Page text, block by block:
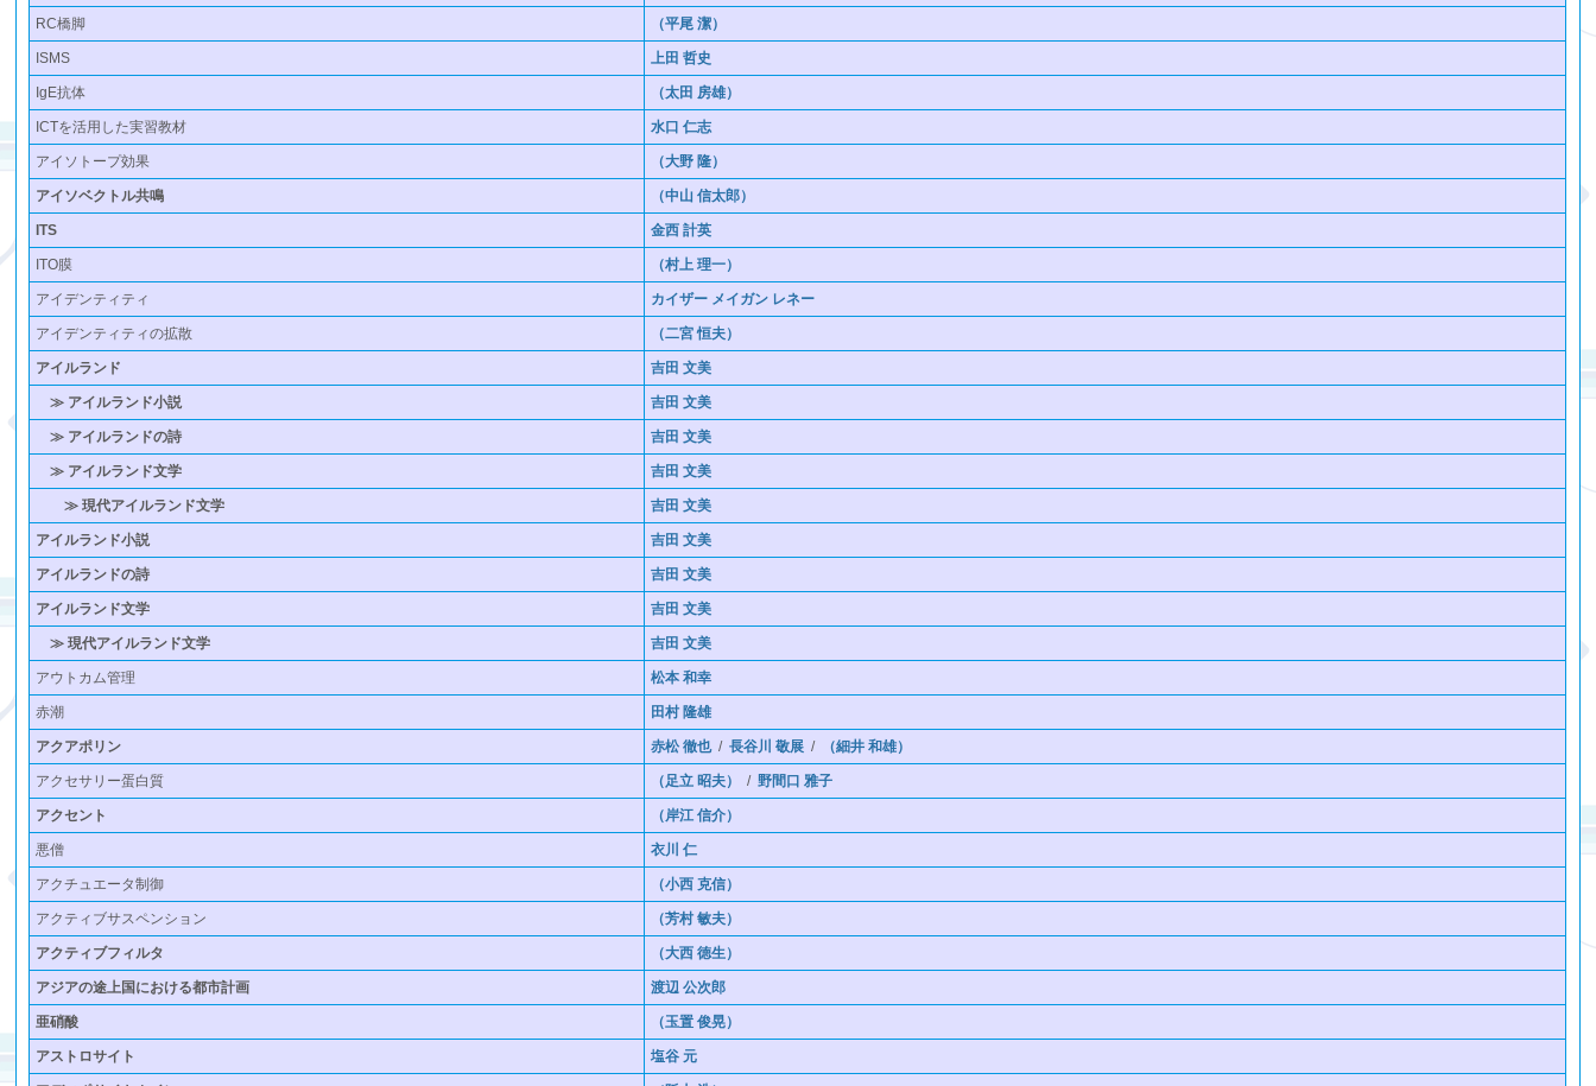
RC橋脚 （平尾 潔）
ISMS 上田 哲史
IgE抗体 （太田 房雄）
ICTを活用した実習教材 水口 仁志
アイソトープ効果 （大野 隆）
アイソベクトル共鳴 （中山 信太郎）
ITS 金西 計英
ITO膜 （村上 理一）
アイデンティティ カイザー メイガン レネー
アイデンティティの拡散 （二宮 恒夫）
アイルランド 吉田 文美
≫ アイルランド小説 吉田 文美
≫ アイルランドの詩 吉田 文美
≫ アイルランド文学 吉田 文美
≫ 現代アイルランド文学 吉田 文美
アイルランド小説 吉田 文美
アイルランドの詩 吉田 文美
アイルランド文学 吉田 文美
≫ 現代アイルランド文学 吉田 文美
アウトカム管理 松本 和幸
赤潮 田村 隆雄
アクアポリン 赤松 徹也/長谷川 敬展 / （細井 和雄）
アクセサリー蛋白質 （足立 昭夫） /野間口 雅子
アクセント （岸江 信介）
悪僧 衣川 仁
アクチュエータ制御 （小西 克信）
アクティブサスペンション （芳村 敏夫）
アクティブフィルタ （大西 徳生）
アジアの途上国における都市計画 渡辺 公次郎
亜硝酸 （玉置 俊晃）
アストロサイト 塩谷 元